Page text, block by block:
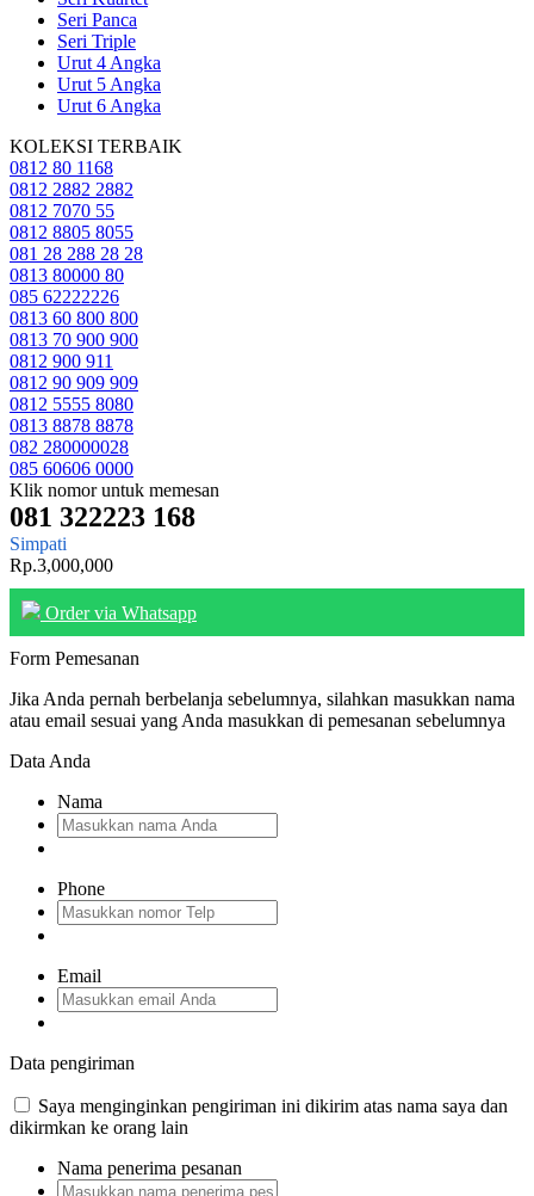
Seri Panca
Seri Triple
Urut 4 Angka
Urut 5 Angka
Urut 6 Angka
KOLEKSI TERBAIK
0812 80 1168
0812 2882 2882
0812 7070 55
0812 8805 8055
081 28 288 28 28
0813 80000 80
085 62222226
0813 60 800 800
0813 70 900 900
0812 900 911
0812 90 909 909
0812 5555 8080
0813 8878 8878
082 280000028
085 60606 0000
Klik nomor untuk memesan
081 322223 168
Simpati
Rp.3,000,000
Order via Whatsapp
Form Pemesanan
Jika Anda pernah berbelanja sebelumnya, silahkan masukkan nama
atau email sesuai yang Anda masukkan di pemesanan sebelumnya
Data Anda
Nama
Phone
Email
Data pengiriman
Saya menginginkan pengiriman ini dikirim atas nama saya dan
dikirmkan ke orang lain
Nama penerima pesanan